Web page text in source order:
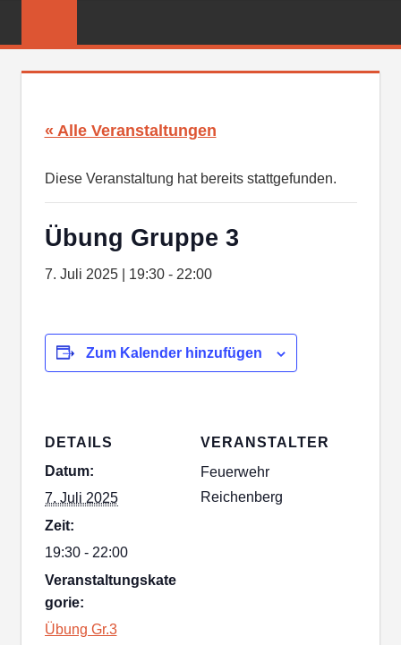
FEUERWEHR
« Alle Veranstaltungen
Diese Veranstaltung hat bereits stattgefunden.
Übung Gruppe 3
7. Juli 2025 | 19:30- 22:00
Zum Kalender hinzufügen
DETAILS
Datum:
7. Juli 2025
Zeit:
19:30 - 22:00
Veranstaltungskate
gorie:
Übung Gr.3
VERANSTALTER
Feuerwehr
Reichenberg